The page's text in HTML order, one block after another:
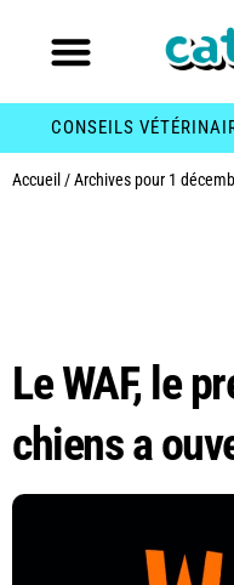
CONSEILS
Accueil /Archives pour 1
Le WAF, le
chiens a